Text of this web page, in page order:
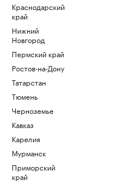
Краснодарский
край
Нижний
Новгород
Пермский край
Ростов-на-Дону
Татарстан
Тюмень
Черноземье
Кавказ
Карелия
Мурманск
Приморский
край